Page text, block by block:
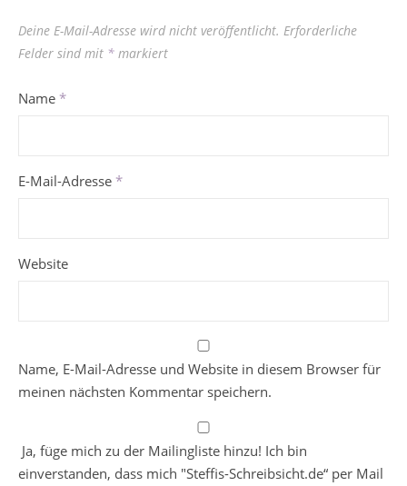
Deine E-Mail-Adresse wird nicht veröffentlicht. Erforderliche
Felder sind mit * markiert
Name *
E-Mail-Adresse *
Website
Name, E-Mail-Adresse und Website in diesem Browser für
meinen nächsten Kommentar speichern.
Ja, füge mich zu der Mailingliste hinzu! Ich bin
einverstanden, dass mich "Steffis-Schreibsicht.de“ per Mail